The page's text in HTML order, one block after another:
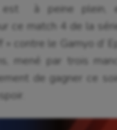
est à peine plein,
ce match 4 de la
» contre le Gamyo d’
mené par trois
de gagner ce